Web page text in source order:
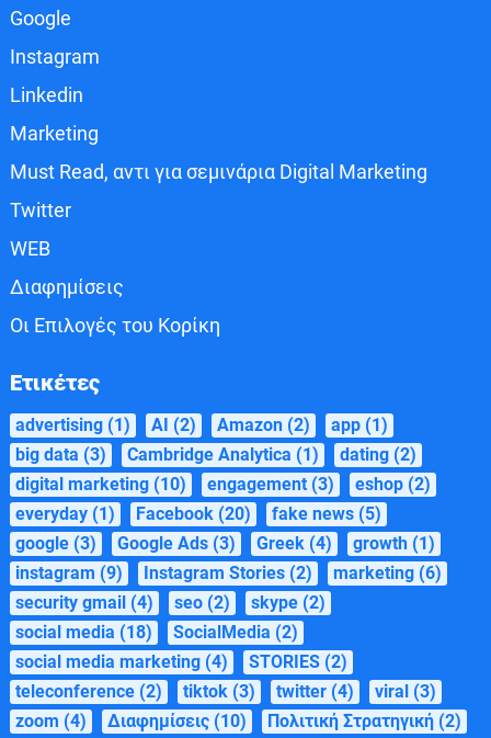
Google
Instagram
Linkedin
Marketing
Must Read, αντι για σεμινάρια Digital Marketing
Twitter
WEB
Διαφημίσεις
Οι Επιλογές του Κορίκη
Ετικέτες
advertising (1) AI (2) Amazon (2) app (1)
big data (3) Cambridge Analytica (1) dating (2)
digital marketing (10) engagement (3) eshop (2)
everyday (1) Facebook (20) fake news (5)
google (3) Google Ads (3) Greek (4) growth (1)
instagram (9) Instagram Stories (2) marketing (6)
security gmail (4) seo (2) skype (2)
social media (18) SocialMedia (2)
social media marketing (4) STORIES (2)
teleconference (2) tiktok (3) twitter (4) viral (3)
zoom (4) Διαφημίσεις (10) Πολιτική Στρατηγική (2)